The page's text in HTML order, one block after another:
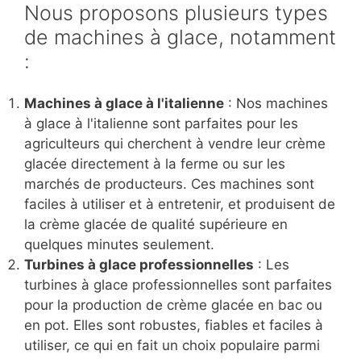
Nous proposons plusieurs types
de machines à glace, notamment
:
Machines à glace à l'italienne : Nos machines
à glace à l'italienne sont parfaites pour les
agriculteurs qui cherchent à vendre leur crème
glacée directement à la ferme ou sur les
marchés de producteurs. Ces machines sont
faciles à utiliser et à entretenir, et produisent de
la crème glacée de qualité supérieure en
quelques minutes seulement.
Turbines à glace professionnelles : Les
turbines à glace professionnelles sont parfaites
pour la production de crème glacée en bac ou
en pot. Elles sont robustes, fiables et faciles à
utiliser, ce qui en fait un choix populaire parmi